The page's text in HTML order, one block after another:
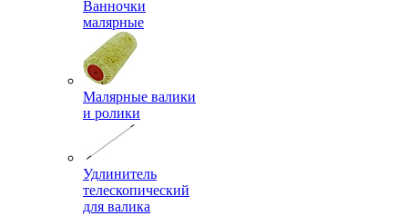
Ванночки
малярные
Малярные валики
и ролики
Удлинитель
телескопический
для валика